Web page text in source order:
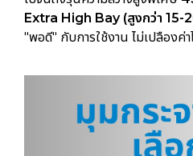
Extra High Bay (สูงกว่า 15-
"พอดี" กับการใช้งาน ไม่เปลืองค่า